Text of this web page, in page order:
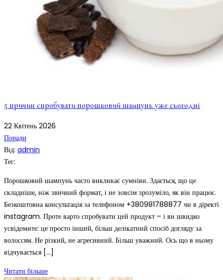
5 причин спробувати порошковий шампунь уже сьогодні
22 Квітень 2026
Поради
Від: admin
Тег:
Порошковий шампунь часто викликає сумніви. Здається, що це
складніше, ніж звичний формат, і не зовсім зрозуміло, як він працює.
Безкоштовна консультація за телефоном +380981788877 чи в діректі
instagram. Проте варто спробувати цей продукт – і ви швидко
усвідомите: це просто інший, більш делікатний спосіб догляду за
волоссям. Не різкий, не агресивний. Більш уважний. Ось що в ньому
відчувається […]
Читати більше